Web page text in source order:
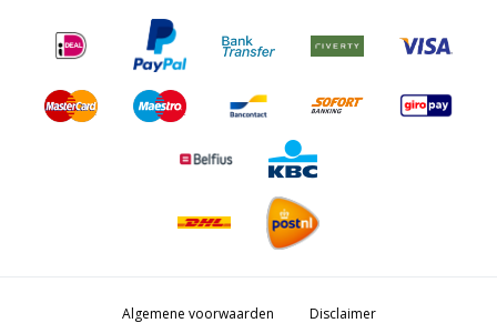
Algemene voorwaarden Disclaimer